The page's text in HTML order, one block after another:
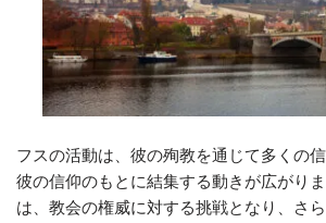
フスの活動は、彼の殉教を通じて多くの信
彼の信仰のもとに結集する動きが広がり
は、教会の権威に対する挑戦となり、さ